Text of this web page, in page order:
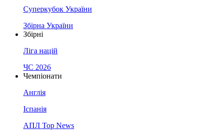
Суперкубок України
Збірна України
Збірні
Ліга націй
ЧС 2026
Чемпіонати
Англія
Іспанія
АПЛ Top News